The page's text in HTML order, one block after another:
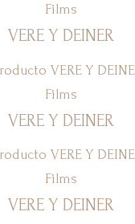
Films
VERE Y DEINER
Films
VERE Y DEINER
Films
VERE Y DEINER